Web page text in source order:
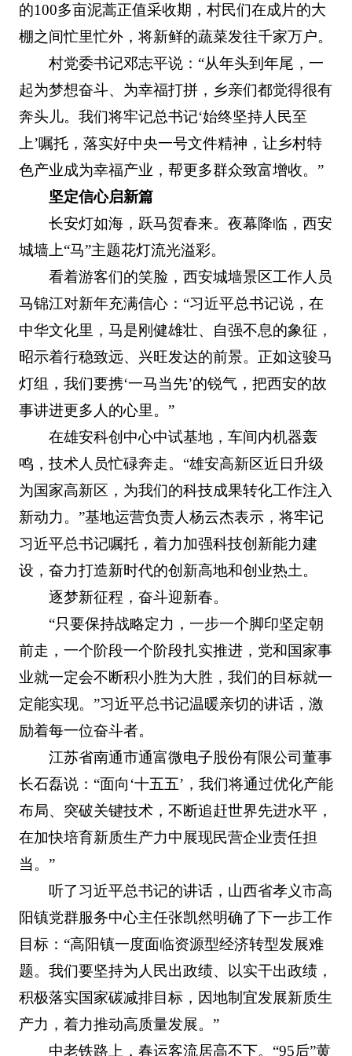
的100多亩泥蒿正值采收期，村民们在成片的大
棚之间忙里忙外，将新鲜的蔬菜发往千家万户。
村党委书记邓志平说：“从年头到年尾，一
起为梦想奋斗、为幸福打拼，乡亲们都觉得很有
奔头儿。我们将牢记总书记‘始终坚持人民至
上’嘱托，落实好中央一号文件精神，让乡村特
色产业成为幸福产业，帮更多群众致富增收。”
坚定信心启新篇
长安灯如海，跃马贺春来。夜幕降临，西安
城墙上“马”主题花灯流光溢彩。
看着游客们的笑脸，西安城墙景区工作人员
马锦江对新年充满信心：“习近平总书记说，在
中华文化里，马是刚健雄壮、自强不息的象征，
昭示着行稳致远、兴旺发达的前景。正如这骏马
灯组，我们要携‘一马当先’的锐气，把西安的故
事讲进更多人的心里。”
在雄安科创中心中试基地，车间内机器轰
鸣，技术人员忙碌奔走。“雄安高新区近日升级
为国家高新区，为我们的科技成果转化工作注入
新动力。”基地运营负责人杨云杰表示，将牢记
习近平总书记嘱托，着力加强科技创新能力建
设，奋力打造新时代的创新高地和创业热土。
逐梦新征程，奋斗迎新春。
“只要保持战略定力，一步一个脚印坚定朝
前走，一个阶段一个阶段扎实推进，党和国家事
业就一定会不断积小胜为大胜，我们的目标就一
定能实现。”习近平总书记温暖亲切的讲话，激
励着每一位奋斗者。
江苏省南通市通富微电子股份有限公司董事
长石磊说：“面向‘十五五’，我们将通过优化产能
布局、突破关键技术，不断追赶世界先进水平，
在加快培育新质生产力中展现民营企业责任担
当。”
听了习近平总书记的讲话，山西省孝义市高
阳镇党群服务中心主任张凯然明确了下一步工作
目标：“高阳镇一度面临资源型经济转型发展难
题。我们要坚持为人民出政绩、以实干出政绩，
积极落实国家碳减排目标，因地制宜发展新质生
产力，着力推动高质量发展。”
中老铁路上，春运客流居高不下。“95后”黄